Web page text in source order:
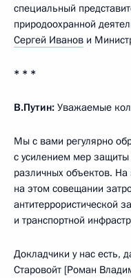
специальный
природоохранной
Сергей Иванов и
* * *
В.Путин: Уважаемые
Мы с вами регулярно
с усилением мер защиты
различных объектов. На
на этом совещании
антитеррористической
и транспортной
Докладчики у нас есть,
Старовойт [Роман